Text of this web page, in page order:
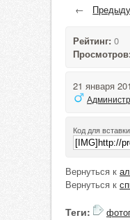
←
Рейтинг: 0
21 января
Код для
Вернуться к
Вернуться к
Теги: